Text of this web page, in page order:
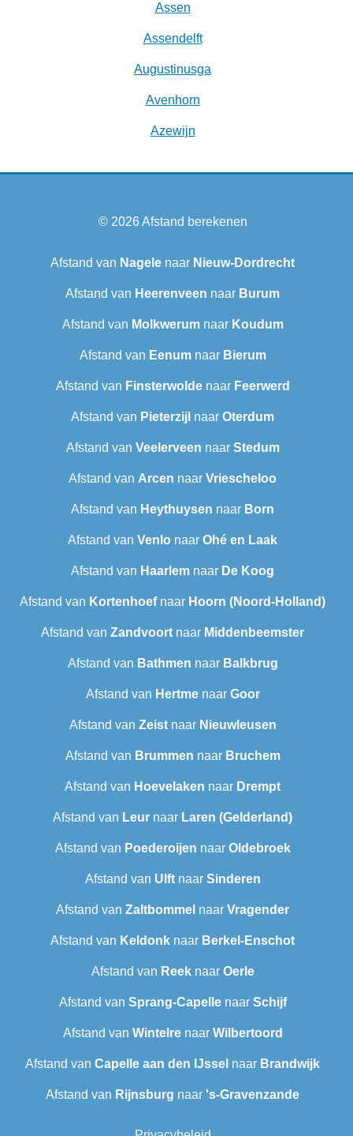
Assen
Assendelft
Augustinusga
Avenhorn
Azewijn
© 2026Afstand berekenen
Afstand van Nagele naar Nieuw-Dordrecht
Afstand van Heerenveen naar Burum
Afstand van Molkwerumnaar Koudum
Afstand van Eenumnaar Bierum
Afstand van Finsterwoldenaar Feerwerd
Afstand van Pieterzijl naar Oterdum
Afstand van Veelerveen naar Stedum
Afstand van Arcen naar Vriescheloo
Afstand van Heythuysen naar Born
Afstand van Venlo naar Ohé en Laak
Afstand van Haarlem naar De Koog
Afstand van Kortenhoefnaar Hoorn (Noord-Holland)
Afstand van Zandvoort naar Middenbeemster
Afstand van Bathmen naar Balkbrug
Afstand van Hertmenaar Goor
Afstand van Zeistnaar Nieuwleusen
Afstand van Brummen naar Bruchem
Afstand van Hoevelaken naar Drempt
Afstand van Leur naar Laren (Gelderland)
Afstand van Poederoijen naar Oldebroek
Afstand van Ulftnaar Sinderen
Afstand van Zaltbommel naar Vragender
Afstand van Keldonk naar Berkel-Enschot
Afstand van Reeknaar Oerle
Afstand van Sprang-Capellenaar Schijf
Afstand van Wintelrenaar Wilbertoord
Afstand van Capelle aan den IJssel naar Brandwijk
Afstand van Rijnsburg naar 's-Gravenzande